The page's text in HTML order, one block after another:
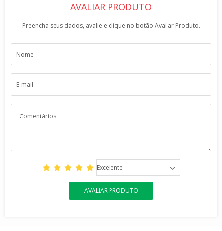
AVALIAR PRODUTO
Preencha seus dados, avalie e clique no botão Avaliar Produto.
Excelente
AVALIAR PRODUTO